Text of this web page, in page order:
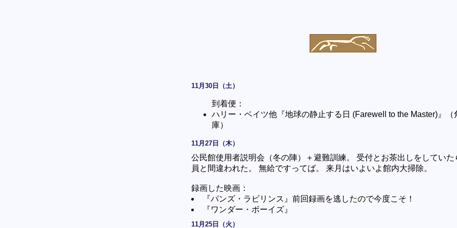
11月30日（土）
到着便：
ハリー・ベイツ他『地球の静止する日 (Farewell to the Master)』（
庫）
11月27日（木）
公民館使用者説明会（冬の陣）＋避難訓練。 受付とお茶出しをしていた
員と間違われた。 無給ですってば。 来月はいよいよ館内大掃除。
録画した映画：
『パンズ・ラビリンス』前回録画を逃したので今度こそ！
『ワンダー・ボーイズ』
11月25日（火）